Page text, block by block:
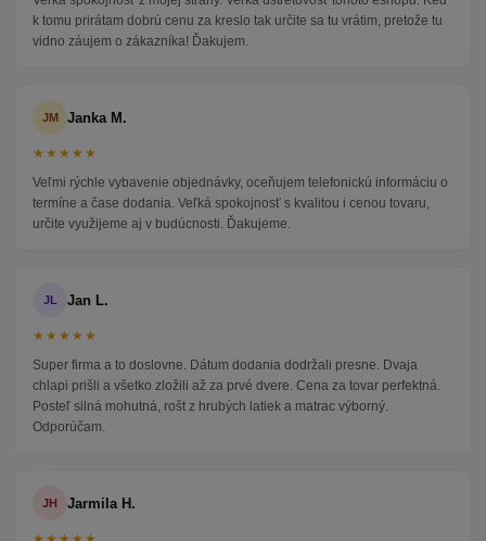
k tomu prirátam dobrú cenu za kreslo tak určite sa tu vrátim, pretože tu
vidno záujem o zákazníka! Ďakujem.
JM Janka M.
★★★★★
Veľmi rýchle vybavenie objednávky, oceňujem telefonickú informáciu o
termíne a čase dodania. Veľká spokojnosť s kvalitou i cenou tovaru,
určite využijeme aj v budúcnosti. Ďakujeme.
JL Jan L.
★★★★★
Super firma a to doslovne. Dátum dodania dodržali presne. Dvaja
chlapi prišli a všetko zložili až za prvé dvere. Cena za tovar perfektná.
Posteľ silná mohutná, rošt z hrubých latiek a matrac výborný.
Odporúčam.
JH Jarmila H.